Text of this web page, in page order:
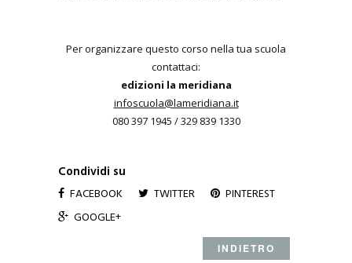
Per organizzare questo corso nella tua scuola
contattaci:
edizioni la meridiana
infoscuola@lameridiana.it
080 397 1945 / 329 839 1330
Condividi su
FACEBOOK TWITTER
PINTEREST
GOOGLE+
INDIETRO